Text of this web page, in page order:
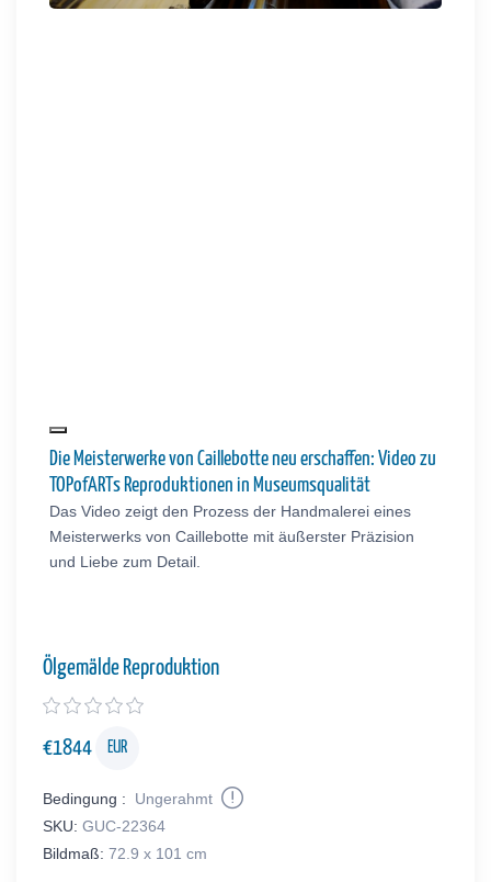
Die Meisterwerke von Caillebotte neu erschaffen: Video zu
TOPofARTs Reproduktionen in Museumsqualität
Das Video zeigt den Prozess der Handmalerei eines
Meisterwerks von Caillebotte mit äußerster Präzision
und Liebe zum Detail.
Ölgemälde Reproduktion
€1844 EUR
Bedingung :
Ungerahmt
SKU: GUC-22364
Bildmaß: 72.9 x 101 cm